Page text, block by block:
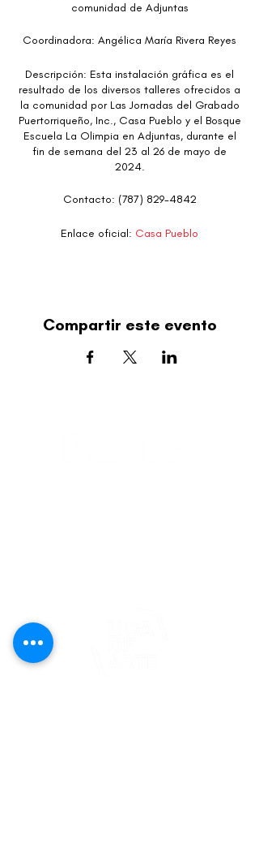
comunidad de Adjuntas
Coordinadora: Angélica María Rivera Reyes
Descripción: Esta instalación gráfica es el
resultado de los diversos talleres ofrecidos a
la comunidad por Las Jornadas del Grabado
Puertorriqueño, Inc., Casa Pueblo y el Bosque
Escuela La Olimpia en Adjuntas, durante el
fin de semana del 23 al 26 de mayo de
2024.
Contacto: (787) 829-4842
Enlace oficial: Casa Pueblo
Compartir este evento